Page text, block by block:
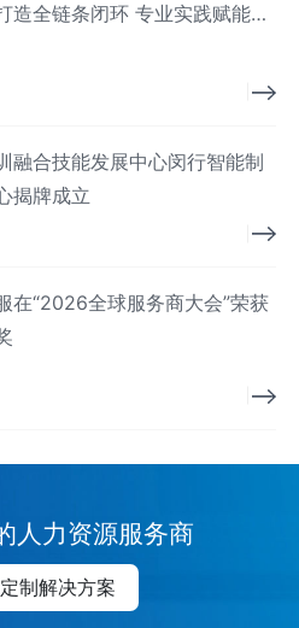
造全链条闭环 专业实践赋能技
融合技能发展中心闵行智能制
揭牌成立
在“2026全球服务商大会”荣获
人力资源服务商
制解决方案